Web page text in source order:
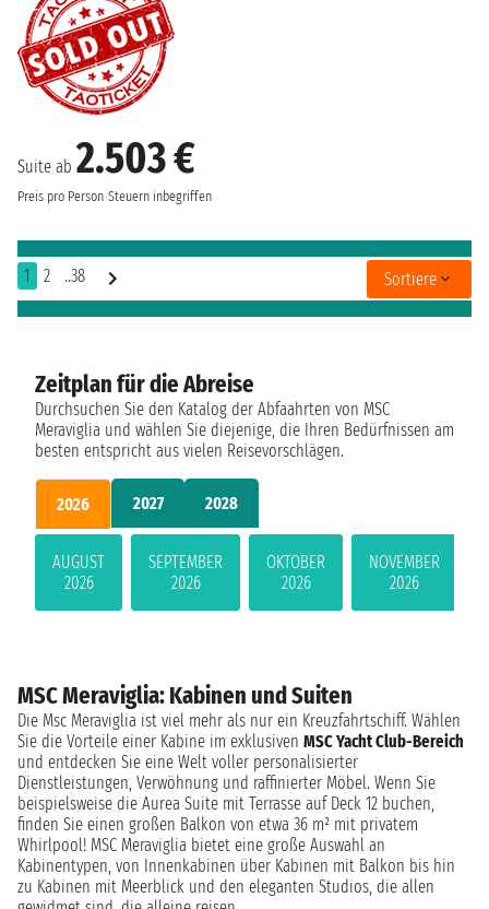
Suite ab 2.503 €
Preis pro Person Steuern inbegriffen
1 2 ..38 Sortiere
Zeitplan für die Abreise
Durchsuchen Sie den Katalog der Abfaahrten von MSC
Meraviglia und wählen Sie diejenige, die Ihren Bedürfnissen am
besten entspricht aus vielen Reisevorschlägen.
2026 2027 2028
AUGUST
2026
SEPTEMBER
2026
OKTOBER
2026
NOVEMBER
2026
MSC Meraviglia: Kabinen und Suiten
Die Msc Meraviglia ist viel mehr als nur ein Kreuzfahrtschiff. Wählen
Sie die Vorteile einer Kabine im exklusiven MSC Yacht Club-Bereich
und entdecken Sie eine Welt voller personalisierter
Dienstleistungen, Verwöhnung und raffinierter Möbel. Wenn Sie
beispielsweise die Aurea Suite mit Terrasse auf Deck 12 buchen,
finden Sie einen großen Balkon von etwa 36 m² mit privatem
Whirlpool! MSC Meraviglia bietet eine große Auswahl an
Kabinentypen, von Innenkabinen über Kabinen mit Balkon bis hin
zu Kabinen mit Meerblick und den eleganten Studios, die allen